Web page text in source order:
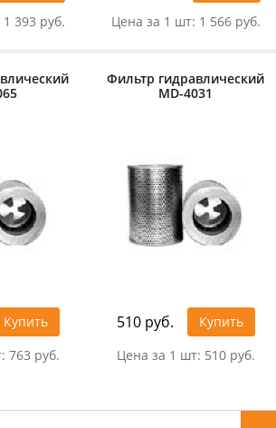
1 393 руб.
Цена за 1 шт: 1 566 руб.
Купить
763 руб.
Фильтр гидравлический
MD-4031
510 руб.
Купить
Цена за 1 шт: 510 руб.